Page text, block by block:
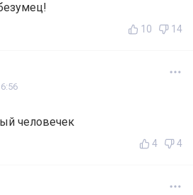
10 14
человечек
4 4